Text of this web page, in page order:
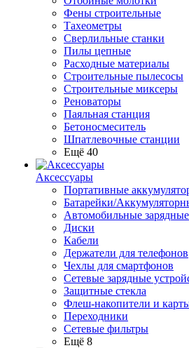
Фены строительные
Тахеометры
Сверлильные станки
Пилы цепные
Расходные материалы
Строительные пылесосы
Строительные миксеры
Реноваторы
Паяльная станция
Бетоносмеситель
Шпатлевочные станции
Ещё 40
Аксессуары
Портативные
Батарейки/
Автомобильные
Диски
Кабели
Держатели для телефонов
Чехлы для смартфонов
Сетевые зарядные
Защитные стекла
Флеш-накопители и
Переходники
Сетевые фильтры
Ещё 8